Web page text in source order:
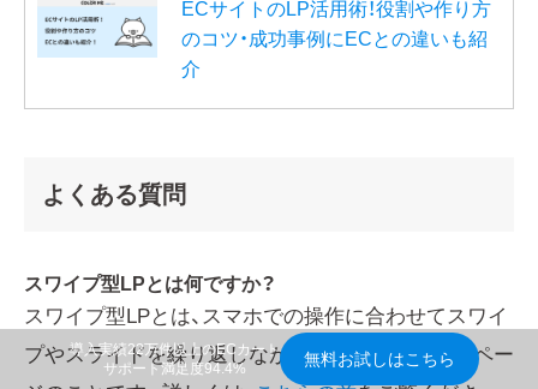
ECサイトのLP活用術！役割や作り方
のコツ・成功事例にECとの違いも紹
介
よくある質問
スワイプ型LPとは何ですか？
スワイプ型LPとは、スマホでの操作に合わせてスワイ
プやスライドを繰り返しながら読むランディングペー
導入実績22万件以上のECカート
サポート満足度94.4%
無料お試しはこちら